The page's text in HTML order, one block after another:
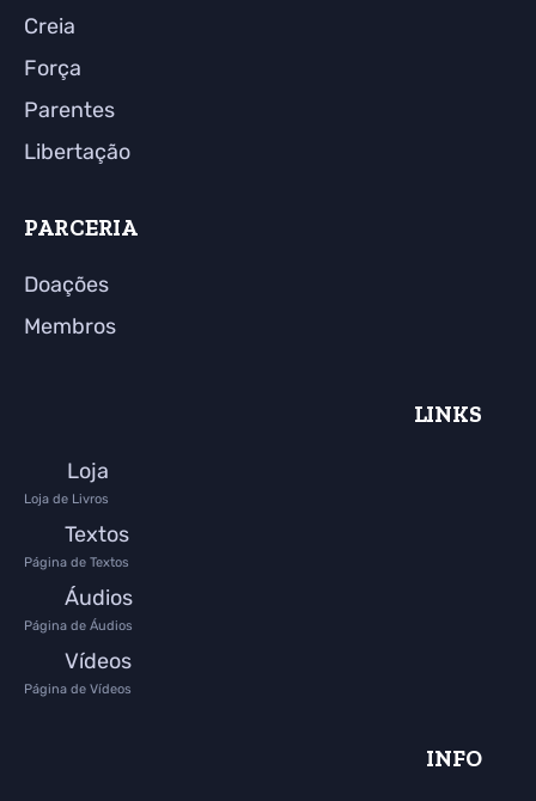
Creia
Força
Parentes
Libertação
PARCERIA
Doações
Membros
LINKS
Loja
Loja de Livros
Textos
Página de Textos
Áudios
Página de Áudios
Vídeos
Página de Vídeos
INFO